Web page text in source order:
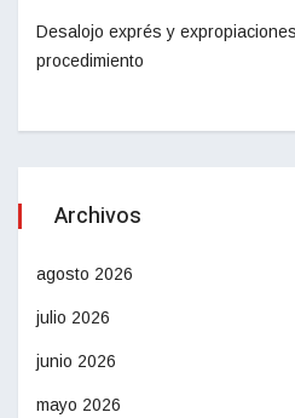
Desalojo exprés y
procedimiento
Archivos
agosto 2026
julio 2026
junio 2026
mayo 2026